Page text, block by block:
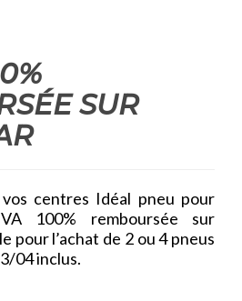
SUR
vos centres Idéal pneu pour
100% remboursée sur
pour l’achat de 2 ou 4 pneus
04 inclus.